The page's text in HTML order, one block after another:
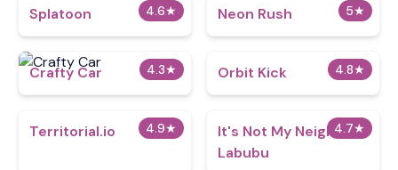
4.6★
Splatoon 5★
Neon Rush
4.3★
Crafty Car 4.8★
Orbit Kick
4.9★
Territorial.io 4.7★
It's Not My Neighbor:
Labubu